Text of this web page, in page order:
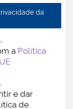
da
a Política
e dar
de